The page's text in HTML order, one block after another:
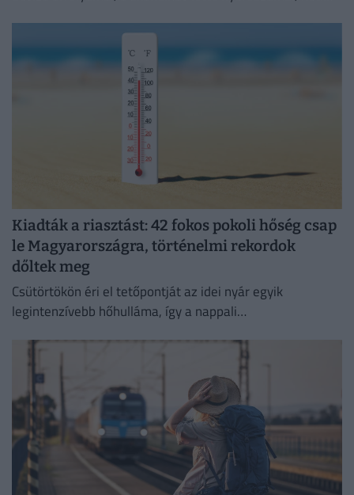
Kiadták a riasztást: 42 fokos pokoli hőség csap
le Magyarországra, történelmi rekordok
dőltek meg
Csütörtökön éri el tetőpontját az idei nyár egyik
legintenzívebb hőhulláma, így a nappali